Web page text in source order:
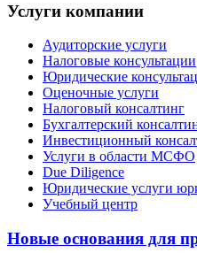
Услуги компании
Аудиторские услуги
Налоговые консультации
Юридические
Оценочные услуги
Налоговый консалтинг
Бухгалтерский
Инвестиционный
Услуги в области МСФО
Due Diligence
Юридические услуги
Учебный центр
Новые основания для